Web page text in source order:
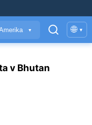
▼ 🌐 ▾
v Bhutan